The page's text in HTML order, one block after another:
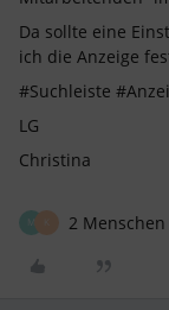
Da sollte eine
ich die Anzeige
#Suchleiste
LG
Christina
M 2